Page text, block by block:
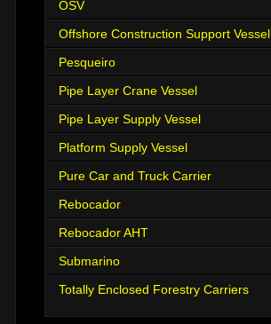
OSV
Offshore Construction Support Vessel
Pesqueiro
Pipe Layer Crane Vessel
Pipe Layer Supply Vessel
Platform Supply Vessel
Pure Car and Truck Carrier
Rebocador
Rebocador AHT
Submarino
Totally Enclosed Forestry Carriers